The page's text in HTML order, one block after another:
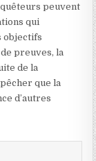
peuvent
qui
objectifs
preuves, la
de la
que la
d’autres